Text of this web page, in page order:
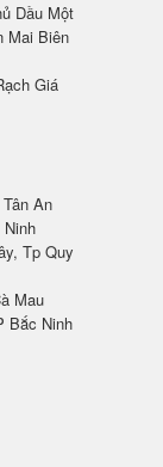
Dầu Một
Mai Biên
Giá
An
Tp Quy
Mau
Bắc Ninh